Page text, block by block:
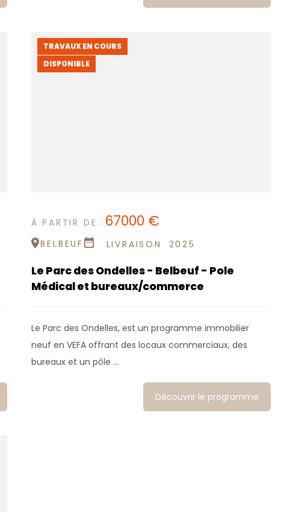
TRAVAUX EN COURS
DISPONIBLE
À PARTIR DE : 67000 €
BELBEUF LIVRAISON 2025
Le Parc des Ondelles - Belbeuf - Pole
Médical et bureaux/commerce
Le Parc des Ondelles, est un programme immobilier
neuf en VEFA offrant des locaux commerciaux, des
bureaux et un pôle ...
Découvrir le programme